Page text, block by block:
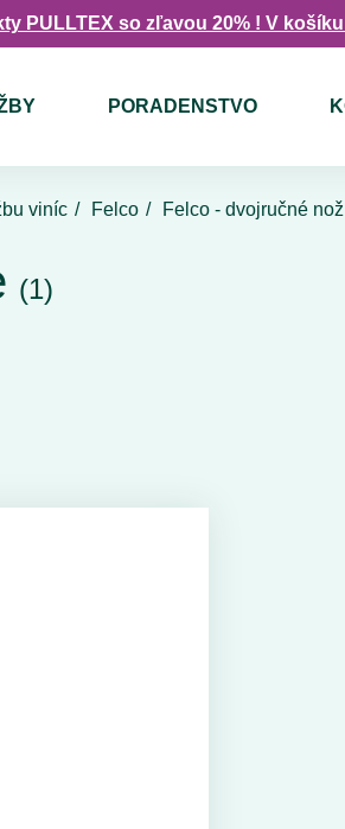
PULLTEX so zľavou 20% ! V
PORADENSTVO
viníc Felco Felco - dvojručné
(1)